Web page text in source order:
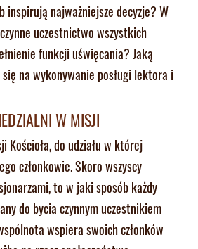
inspirują najważniejsze decyzje? W
uczestnictwo wszystkich
funkcji uświęcania? Jaką
na wykonywanie posługi lektora i
W MISJI
Kościoła, do udziału w której
członkowie. Skoro wszyscy
to w jaki sposób każdy
do bycia czynnym uczestnikiem
wspiera swoich członków